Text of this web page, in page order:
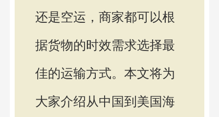
还是空运，商家都可以根
据货物的时效需求选择最
佳的运输方式。本文将为
大家介绍从中国到美国海